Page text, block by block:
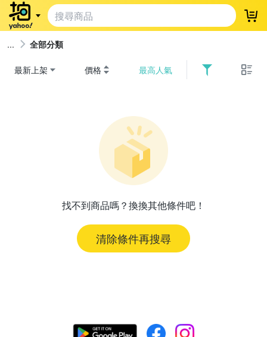
登
全部分類
最新上架 價格 最高人氣
找不到商品嗎？換換其他條件吧！
清除條件再搜尋